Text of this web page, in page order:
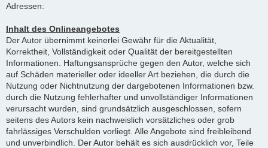
Adressen:
Inhalt des Onlineangebotes
Der Autor übernimmt keinerlei Gewähr für die Aktualität,
Korrektheit, Vollständigkeit oder Qualität der bereitgestellten
Informationen. Haftungsansprüche gegen den Autor, welche sich
auf Schäden materieller oder ideeller Art beziehen, die durch die
Nutzung oder Nichtnutzung der dargebotenen Informationen bzw.
durch die Nutzung fehlerhafter und unvollständiger Informationen
verursacht wurden, sind grundsätzlich ausgeschlossen, sofern
seitens des Autors kein nachweislich vorsätzliches oder grob
fahrlässiges Verschulden vorliegt. Alle Angebote sind freibleibend
und unverbindlich. Der Autor behält es sich ausdrücklich vor, Teile